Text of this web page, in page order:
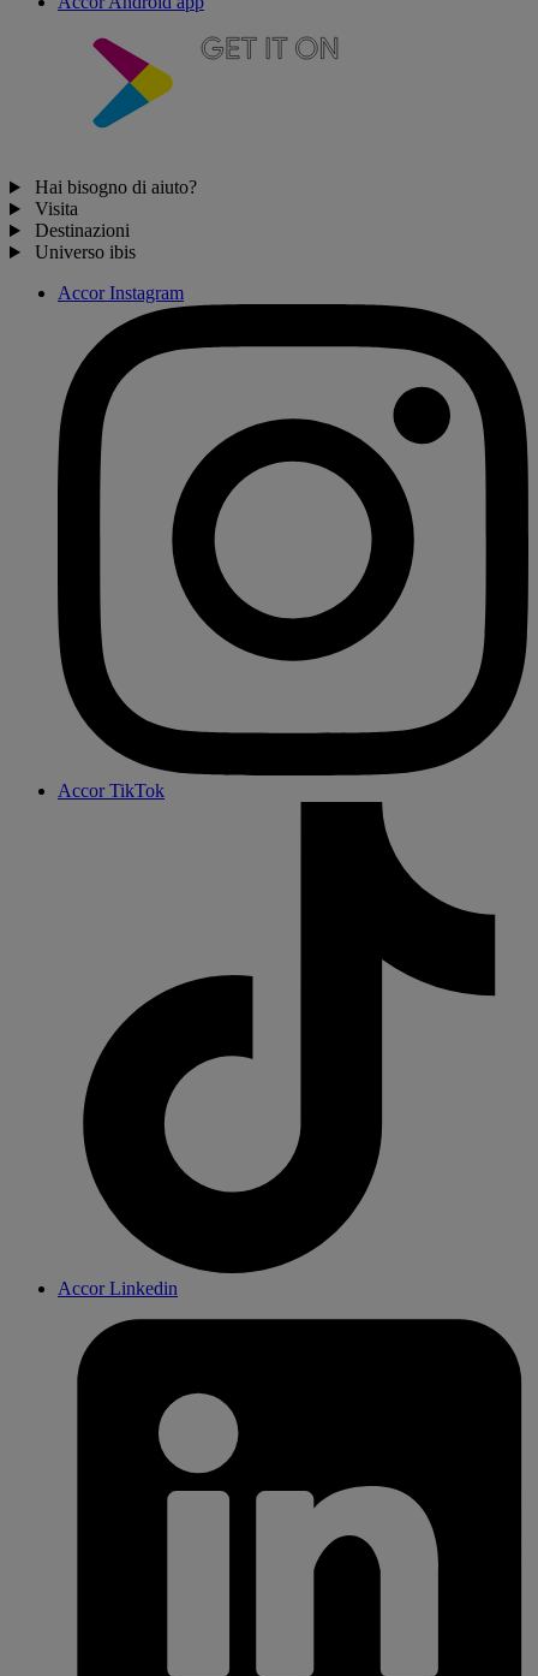
Hai bisogno di aiuto?
Visita
Destinazioni
Universo ibis
Accor Instagram
Accor TikTok
Accor Linkedin